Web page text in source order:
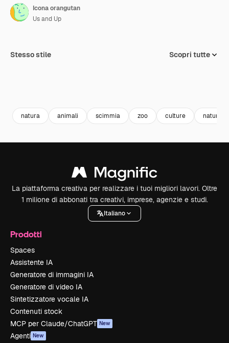
Icona orangutan
Us and Up
Stesso stile Scopri tutte
natura animali scimmia zoo culture natura
La piattaforma creativa per realizzare i tuoi migliori lavori. Oltre
1 milione di abbonati tra creativi, imprese, agenzie e studi.
Italiano
Prodotti
Spaces
Assistente IA
Generatore di immagini IA
Generatore di video IA
Sintetizzatore vocale IA
Contenuti stock
MCP per Claude/ChatGPT New
Agenti New